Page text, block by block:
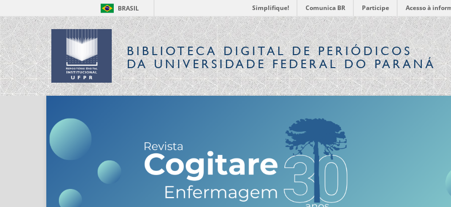
BRASIL Simplifique! Comunica BR Participe Acesso à
BIBLIOTECA DIGITALDE PERIÓDICOS
DA UNIVERSIDADE FEDERAL DO PARANÁ